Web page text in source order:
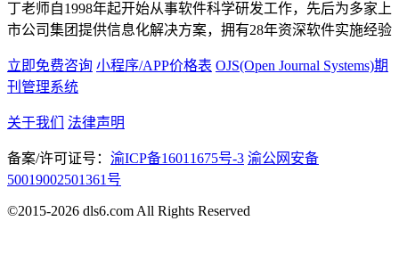
丁老师自1998年起开始从事软件科学研发工作，先后为多家上
市公司集团提供信息化解决方案，拥有28年资深软件实施经验
立即免费咨询 小程序/APP价格表 OJS(Open Journal Systems)期
刊管理系统
关于我们 法律声明
备案/许可证号： 渝ICP备16011675号-3 渝公网安备
50019002501361号
©2015-2026 dls6.com All Rights Reserved